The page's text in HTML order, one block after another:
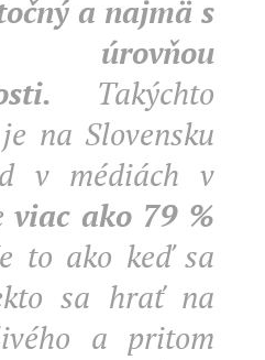
a najmä s
úrovňou
Takýchto
na Slovensku
v médiách v
viac ako 79 %
to ako keď sa
sa hrať na
a pritom